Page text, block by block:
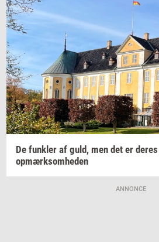
De funk­ler af guld, men det er deres
op­mærk­som­he­den
ANNONCE